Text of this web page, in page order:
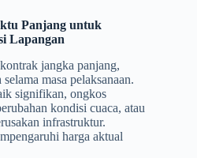
Panjang untuk
Lapangan
jangka panjang,
masa pelaksanaan.
signifikan, ongkos
kondisi cuaca, atau
infrastruktur.
harga aktual